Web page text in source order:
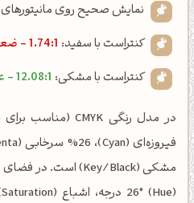
نمایش صحیح روی مانیتورهای RGB؟
کنتراست با سفید: 1.74:1 - ضعیف
کنتراست با مشکی: 12.08:1 - عالی
در مدل رنگی CMYK (مناسب برای چاپ)، رنگ